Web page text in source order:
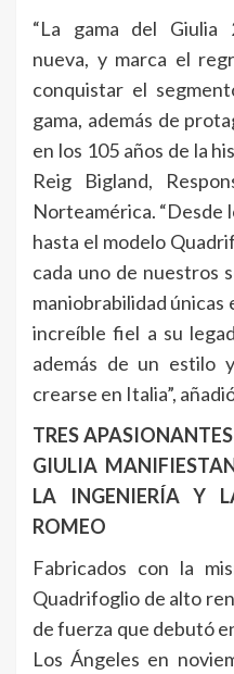
“La gama del Giulia
nueva, y marca el
conquistar el
gama, además de
en los 105 años de la
Reig Bigland,
Norteamérica. “Desde
hasta el modelo
cada uno de nuestros
maniobrabilidad únicas
increíble fiel a su
además de un estilo
crearse en Italia”,
TRES
GIULIA
LA INGENIERÍA Y
ROMEO
Fabricados con la
Quadrifoglio de alto
de fuerza que debutó
Los Ángeles en